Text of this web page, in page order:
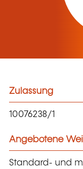
Zulassung
10076238/1
Angebotene
Standard- und